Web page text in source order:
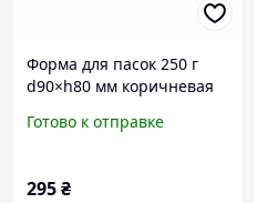
Форма для пасок 250 г
d90×h80 мм коричневая
шт для крупной выпечки
Готово к отправке
295₴